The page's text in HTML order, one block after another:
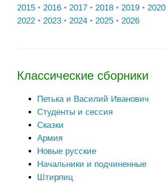
2015 • 2016 • 2017 • 2018 • 2019 • 2020
2022 • 2023 • 2024 • 2025 • 2026
Классические сборники
Петька и Василий Иванович
Студенты и сессия
Сказки
Армия
Новые русские
Начальники и подчиненные
Штирлиц